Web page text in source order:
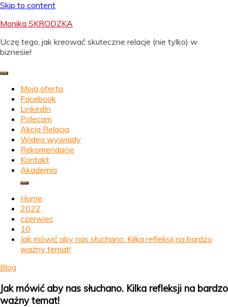
Skip to content
Monika SKRODZKA
Uczę tego, jak kreować skuteczne relacje (nie tylko) w
biznesie!
Moja oferta
Facebook
LinkedIn
Polecam
Akcja Relacja
Wideo wywiady
Rekomendacje
Kontakt
Akademia
Home
2022
czerwiec
10
Jak mówić aby nas słuchano. Kilka refleksji na bardzo
ważny temat!
Blog
Jak mówić aby nas słuchano. Kilka refleksji na bardzo
ważny temat!